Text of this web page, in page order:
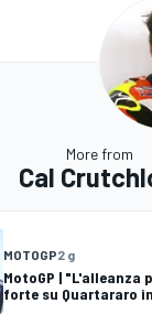
More from
Cal
MOTOGP2 g
MotoGP |
forte su Quartararo